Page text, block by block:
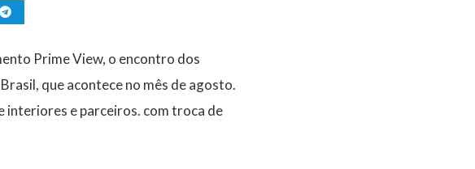
Prime View, o encontro dos
que acontece no mês de agosto.
interiores e parceiros. com troca de